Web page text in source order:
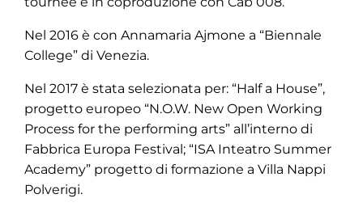
Nel 2016 è con Annamaria Ajmone a “Biennale
College” di Venezia.
Nel 2017 è stata selezionata per: “Half a House”,
progetto europeo “N.O.W. New Open Working
Process for the performing arts” all’interno di
Fabbrica Europa Festival; “ISA Inteatro Summer
Academy” progetto di formazione a Villa Nappi
Polverigi.